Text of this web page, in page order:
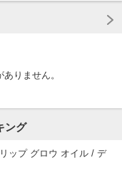
りません。
ング
ップ グロウ オイル / デ